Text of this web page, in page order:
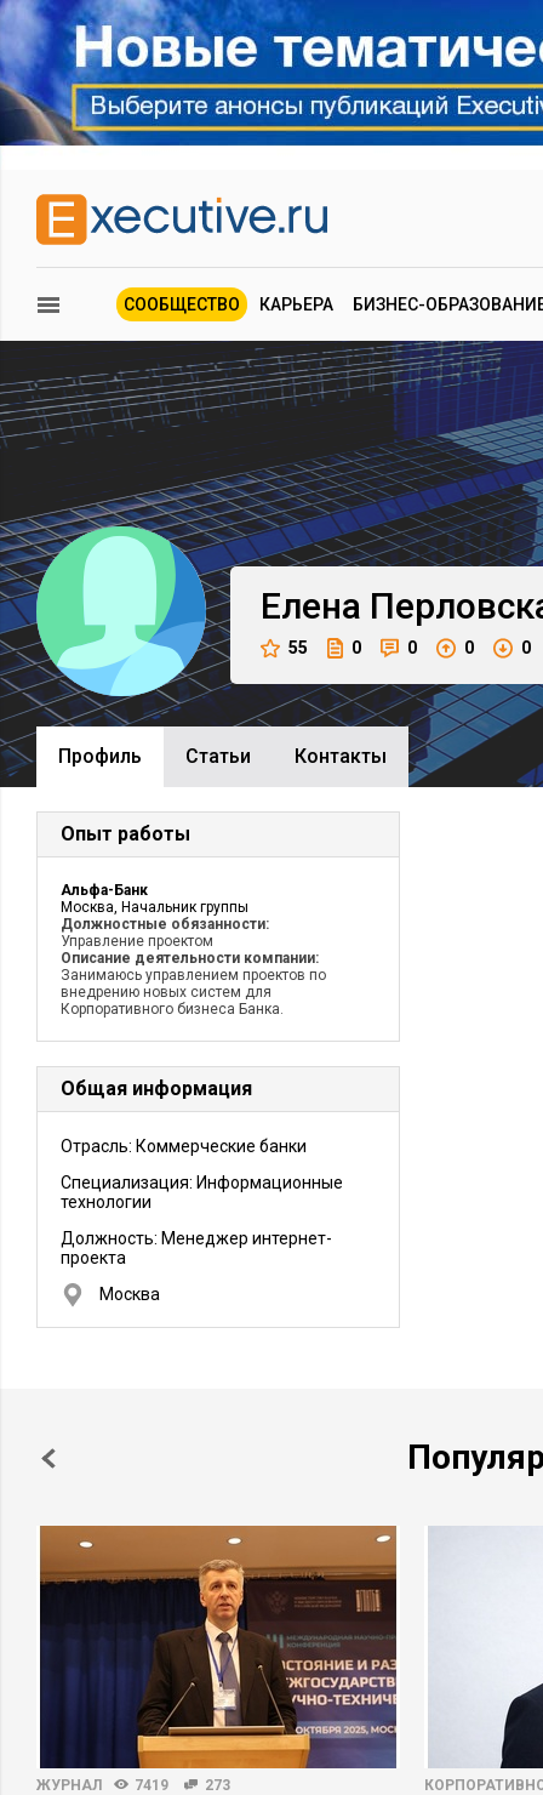
СООБЩЕСТВО КАРЬЕРА БИЗНЕС-
Елена
55 0 0 0 0
Профиль Cтатьи Контакты
Опыт работы
Альфа-Банк
Москва, Начальник группы
Должностные обязанности:
Управление проектом
Описание деятельности компании:
Занимаюсь управлением проектов по
внедрению новых систем для
Корпоративного бизнеса Банка.
Общая информация
Отрасль: Коммерческие банки
Специализация: Информационные
технологии
Должность: Менеджер интернет-
проекта
Москва
ЖУРНАЛ 7419 273